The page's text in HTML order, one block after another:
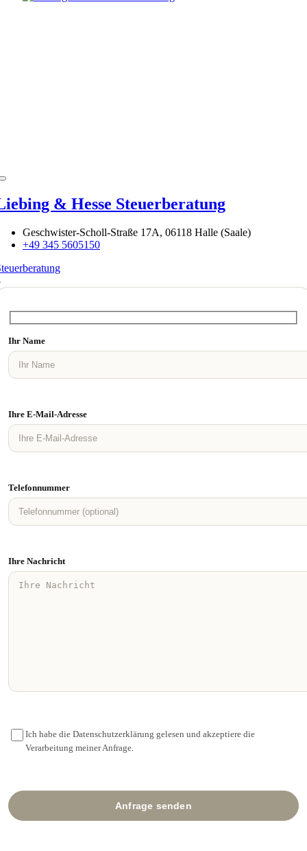
& Hesse Steuerberatung
Geschwister-Scholl-Straße 17A, 06118 Halle (Saale)
+49 345 5605150
Ihr Name
Ihre E-Mail-Adresse
Telefonnummer
Ihre Nachricht
Ich habe die Datenschutzerklärung gelesen und akzeptiere die
Verarbeitung meiner Anfrage.